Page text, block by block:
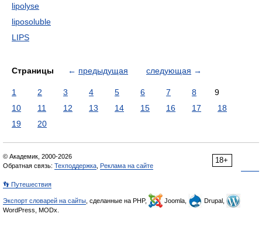
lipolyse
liposoluble
LIPS
Страницы ← предыдущая следующая →
1 2 3 4 5 6 7 8
9
10
11 12 13 14 15 16 17
18
19
20
18+
© Академик, 2000-2026
Обратная связь: Техподдержка Реклама на сайте
👣 Путешествия
Экспорт словарей на сайты , сделанные на PHP, Joomla,
Drupal,
WordPress, MODx.